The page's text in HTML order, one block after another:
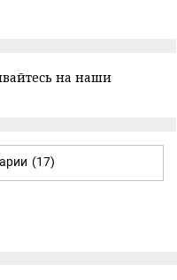
на наши
(17)